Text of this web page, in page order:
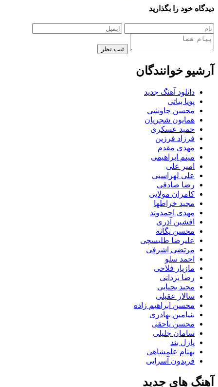
خود را بگذارید
ثبت نظر
خوانندگان
دانلود آهنگ جدید
پویا بیاتی
محسن چاوشی
همایون شجریان
حمید عسکری
فرزاد فرزین
مهدی مقدم
میثم ابراهیمی
امیر علی
علی لهراسبی
رضا صادقی
کامران مولایی
مجید خراطها
مهدی احمدوند
افشین آذری
محسن یگانه
علیرضا طلیسچی
مرتضی اشرفی
احمد سلو
مازیار فلاحی
رضا یزدانی
مجید یحیایی
سالار عقیلی
محسن ابراهیم زاده
بنیامین بهادری
محسن یاحقی
سامان جلیلی
پازل بند
بهنام علمشاهی
فریدون آسرایی
های جدید